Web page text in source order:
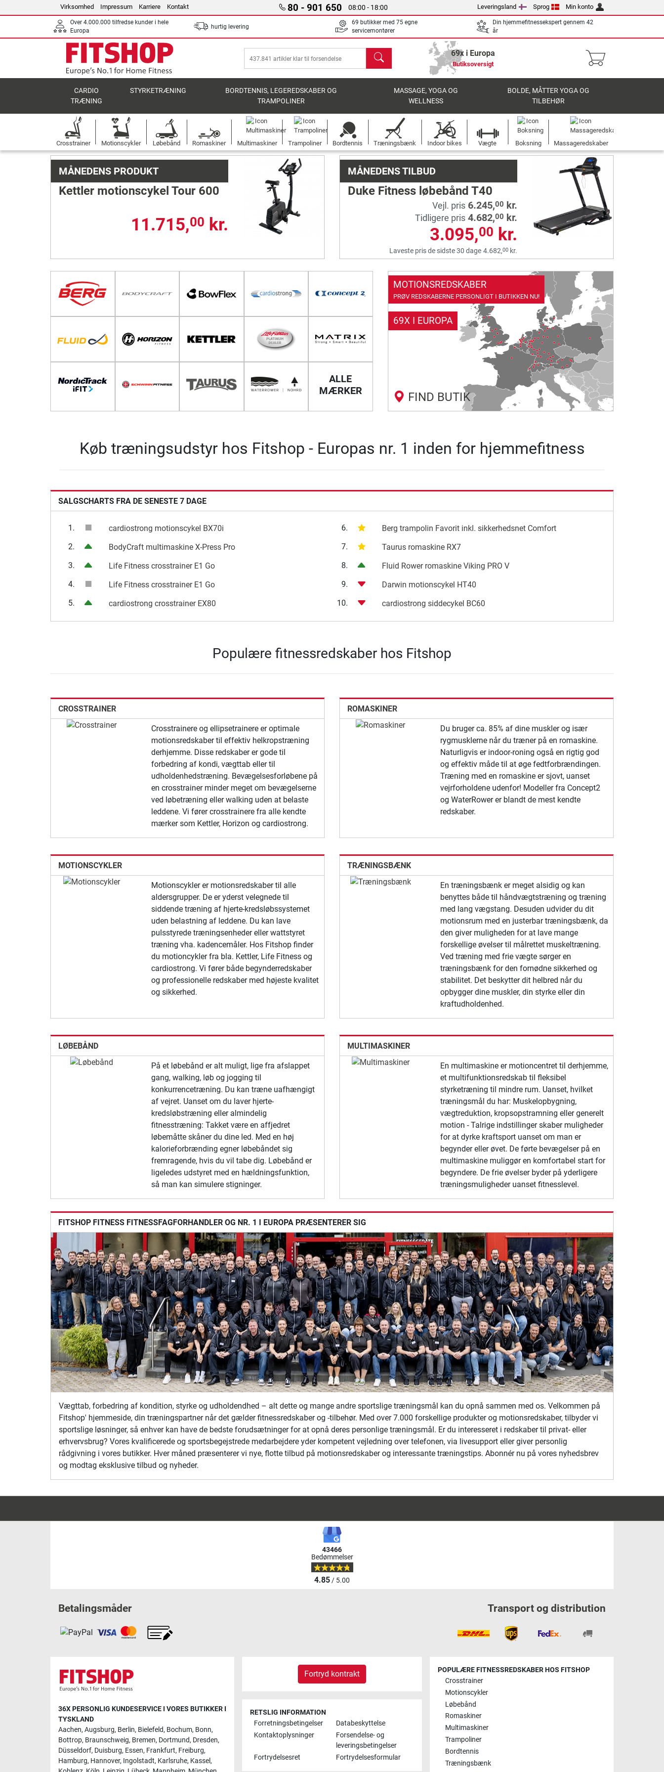
Virksomhed Impressum Karriere Kontakt 80 - 901 650 08:00 - 18:00 Leveringsland Sprog Min konto
Over 4.000.000 tilfredse kunder i hele
Europa
hurtig levering
69 butikker med 75 egne
servicemontører
Din hjemmefitnessekspert gennem 42
år
søg 69x i Europa
Butiksoversigt
CARDIO
TRÆNING
STYRKETRÆNING
BORDTENNIS, LEGEREDSKABER OG
TRAMPOLINER
MASSAGE, YOGA OG
WELLNESS
BOLDE, MÅTTER YOGA OG
TILBEHØR
Crosstrainer Motionscykler Løbebånd Romaskiner Multimaskiner Trampoliner Bordtennis Træningsbænk Indoor bikes Vægte Boksning Massageredskaber
MÅNEDENS PRODUKT
Kettler motionscykel Tour 600
11.715,00 kr.
MÅNEDENS TILBUD
Duke Fitness løbebånd T40
Vejl. pris 6.245,00 kr.
Tidligere pris 4.682,00 kr.
3.095,00 kr.
Laveste pris de sidste 30 dage 4.682,00kr.
ALLE
MÆRKER
MOTIONSREDSKABER
PRØV REDSKABERNE PERSONLIGT I BUTIKKEN NU!
69X I EUROPA
FIND BUTIK
Køb træningsudstyr hos Fitshop - Europas nr. 1 inden for hjemmefitness
SALGSCHARTS FRA DE SENESTE 7 DAGE
1.
cardiostrong motionscykel BX70i
2.
BodyCraft multimaskine X-Press Pro
3.
Life Fitness crosstrainer E1 Go
4.
Life Fitness crosstrainer E1 Go
5.
cardiostrong crosstrainer EX80
6.
Berg trampolin Favorit inkl. sikkerhedsnet Comfort
7.
Taurus romaskine RX7
8.
Fluid Rower romaskine Viking PRO V
9.
Darwin motionscykel HT40
10.
cardiostrong siddecykel BC60
Populære fitnessredskaber hos Fitshop
CROSSTRAINER
Crosstrainere og ellipsetrainere er optimale
motionsredskaber til effektiv helkropstræning
derhjemme. Disse redskaber er gode til
forbedring af kondi, vægttab eller til
udholdenhedstræning. Bevægelsesforløbene på
en crosstrainer minder meget om bevægelserne
ved løbetræning eller walking uden at belaste
leddene. Vi fører crosstrainere fra alle kendte
mærker som Kettler, Horizon og cardiostrong.
ROMASKINER
Du bruger ca. 85% af dine muskler og især
rygmusklerne når du træner på en romaskine.
Naturligvis er indoor-roning også en rigtig god
og effektiv måde til at øge fedtforbrændingen.
Træning med en romaskine er sjovt, uanset
vejrforholdene udenfor! Modeller fra Concept2
og WaterRower er blandt de mest kendte
redskaber.
MOTIONSCYKLER
Motionscykler er motionsredskaber til alle
aldersgrupper. De er yderst velegnede til
siddende træning af hjerte-kredsløbssystemet
uden belastning af leddene. Du kan lave
pulsstyrede træningsenheder eller wattstyret
træning vha. kadencemåler. Hos Fitshop finder
du motioncykler fra bla. Kettler, Life Fitness og
cardiostrong. Vi fører både begynderredskaber
og professionelle redskaber med højeste kvalitet
og sikkerhed.
TRÆNINGSBÆNK
En træningsbænk er meget alsidig og kan
benyttes både til håndvægtstræning og træning
med lang vægstang. Desuden udvider du dit
motionsrum med en justerbar træningsbænk, da
den giver muligheden for at lave mange
forskellige øvelser til målrettet muskeltræning.
Ved træning med frie vægte sørger en
træningsbænk for den fornødne sikkerhed og
stabilitet. Det beskytter dit helbred når du
opbygger dine muskler, din styrke eller din
kraftudholdenhed.
LØBEBÅND
På et løbebånd er alt muligt, lige fra afslappet
gang, walking, løb og jogging til
konkurrencetræning. Du kan træne uafhængigt
af vejret. Uanset om du laver hjerte-
kredsløbstræning eller almindelig
fitnesstræning: Takket være en affjedret
løbemåtte skåner du dine led. Med en høj
kalorieforbrænding egner løbebåndet sig
fremragende, hvis du vil tabe dig. Løbebånd er
ligeledes udstyret med en hældningsfunktion,
så man kan simulere stigninger.
MULTIMASKINER
En multimaskine er motioncentret til derhjemme,
et multifunktionsredskab til fleksibel
styrketræning til mindre rum. Uanset, hvilket
træningsmål du har: Muskelopbygning,
vægtreduktion, kropsopstramning eller generelt
motion - Talrige indstillinger skaber muligheder
for at dyrke kraftsport uanset om man er
begynder eller øvet. De førte bevægelser på en
multimaskine muliggør en komfortabel start for
begyndere. De frie øvelser byder på yderligere
træningsmuligheder uanset fitnesslevel.
FITSHOP FITNESS FITNESSFAGFORHANDLER OG NR. 1 I EUROPA PRÆSENTERER SIG
Vægttab, forbedring af kondition, styrke og udholdendhed – alt dette og mange andre sportslige træningsmål kan du opnå sammen med os. Velkommen på
Fitshop' hjemmeside, din træningspartner når det gælder fitnessredskaber og -tilbehør. Med over 7.000 forskellige produkter og motionsredskaber, tilbyder vi
sportslige løsninger, så enhver kan have de bedste forudsætninger for at opnå deres personlige træningsmål. Er du interesseret i redskaber til privat- eller
erhvervsbrug? Vores kvalificerede og sportsbegejstrede medarbejdere yder kompetent vejledning over telefonen, via livesupport eller giver personlig
rådgivning i vores butikker. Hver måned præsenterer vi nye, flotte tilbud på motionsredskaber og interessante træningstips. Abonnér nu på vores nyhedsbrev
og modtag eksklusive tilbud og nyheder.
43466
Bedømmelser
4.85/ 5.00
Betalingsmåder Transport og distribution
36X PERSONLIG KUNDESERVICE I VORES BUTIKKER I
TYSKLAND
Aachen, Augsburg, Berlin, Bielefeld, Bochum, Bonn,
Bottrop, Braunschweig, Bremen, Dortmund, Dresden,
Düsseldorf, Duisburg, Essen, Frankfurt, Freiburg,
Hamburg, Hannover, Ingolstadt, Karlsruhe, Kassel,
Fortryd kontrakt
RETSLIG INFORMATION
Forretningsbetingelser
Databeskyttelse
Kontaktoplysninger
Forsendelse- og
leveringsbetingelser
Fortrydelsesret
Fortrydelsesformular
POPULÆRE FITNESSREDSKABER HOS FITSHOP
Crosstrainer
Motionscykler
Løbebånd
Romaskiner
Multimaskiner
Trampoliner
Bordtennis
Træningsbænk